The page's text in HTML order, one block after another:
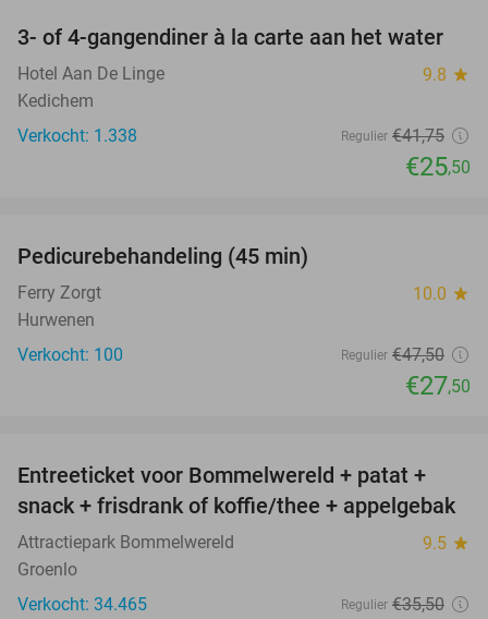
39%
3- of 4-gangendiner à la carte aan het water
Hotel Aan De Linge 9.8 star
Kedichem
Verkocht: 1.338
Regulier €41,75
€25,50
OUT
Pedicurebehandeling (45 min)
Ferry Zorgt 10.0 star
Hurwenen
Verkocht: 100
Regulier €47,50
€27,50
23%
Entreeticket voor Bommelwereld + patat +
snack + frisdrank of koffie/thee + appelgebak
Attractiepark Bommelwereld 9.5 star
Groenlo
Verkocht: 34.465
Regulier €35,50